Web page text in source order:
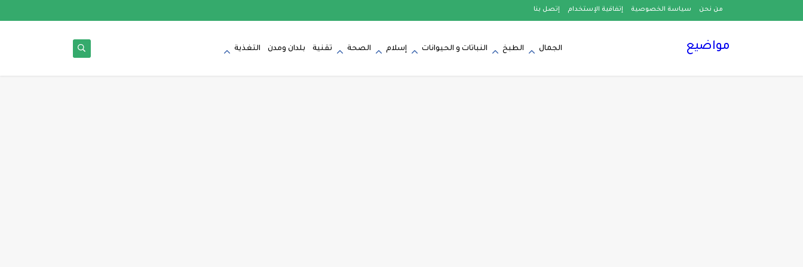
من نحن سياسة الخصوصية إتفاقية الإستخدام إتصل بنا
مواضيع الجمال الطبخ النباتات و الحيوانات إسلام الصحة تقنية بلدان ومدن التغذية